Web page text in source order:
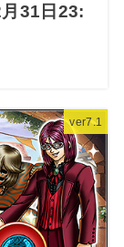
31日23:
ver7.1